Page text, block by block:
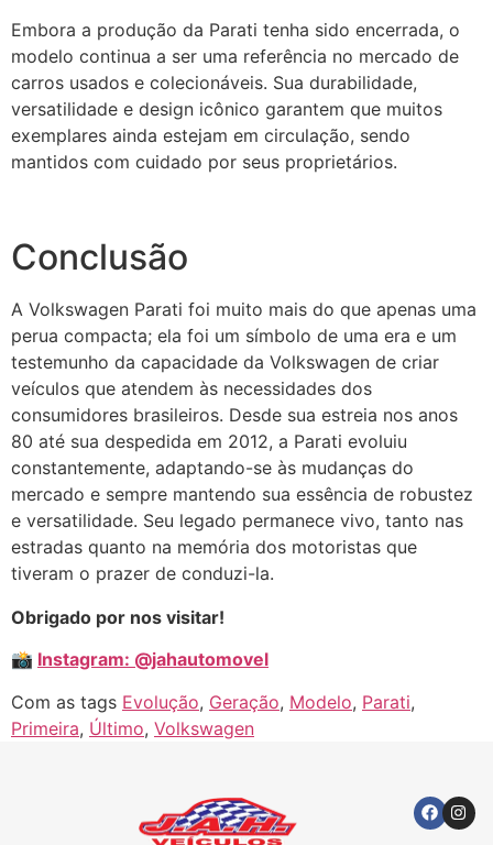
Embora a produção da Parati tenha sido encerrada, o
modelo continua a ser uma referência no mercado de
carros usados e colecionáveis. Sua durabilidade,
versatilidade e design icônico garantem que muitos
exemplares ainda estejam em circulação, sendo
mantidos com cuidado por seus proprietários.
Conclusão
A Volkswagen Parati foi muito mais do que apenas uma
perua compacta; ela foi um símbolo de uma era e um
testemunho da capacidade da Volkswagen de criar
veículos que atendem às necessidades dos
consumidores brasileiros. Desde sua estreia nos anos
80 até sua despedida em 2012, a Parati evoluiu
constantemente, adaptando-se às mudanças do
mercado e sempre mantendo sua essência de robustez
e versatilidade. Seu legado permanece vivo, tanto nas
estradas quanto na memória dos motoristas que
tiveram o prazer de conduzi-la.
Obrigado por nos visitar!
📸 Instagram: @jahautomovel
Com as tags Evolução, Geração, Modelo, Parati,
Primeira, Último, Volkswagen